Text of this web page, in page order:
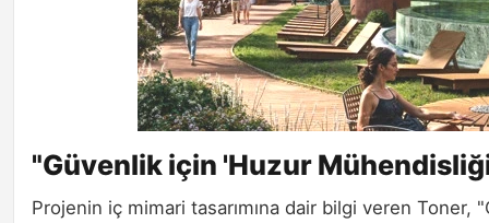
"Güvenlik için 'Huzur
Projenin iç mimari tasarımına dair bilgi veren Toner,